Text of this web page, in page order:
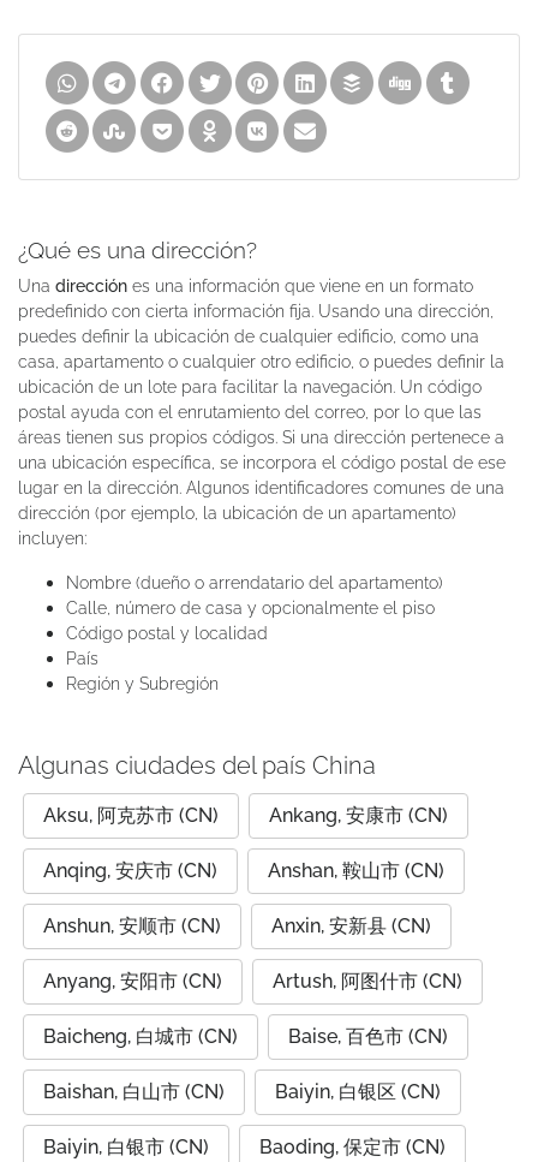
¿Qué es una dirección?
Una dirección es una información que viene en un formato
predefinido con cierta información fija. Usando una dirección,
puedes definir la ubicación de cualquier edificio, como una
casa, apartamento o cualquier otro edificio, o puedes definir la
ubicación de un lote para facilitar la navegación. Un código
postal ayuda con el enrutamiento del correo, por lo que las
áreas tienen sus propios códigos. Si una dirección pertenece a
una ubicación específica, se incorpora el código postal de ese
lugar en la dirección. Algunos identificadores comunes de una
dirección (por ejemplo, la ubicación de un apartamento)
incluyen:
Nombre (dueño o arrendatario del apartamento)
Calle, número de casa y opcionalmente el piso
Código postal y localidad
País
Región y Subregión
Algunas ciudades del país China
Aksu, 阿克苏市 (CN) Ankang, 安康市 (CN)
Anqing, 安庆市 (CN) Anshan, 鞍山市 (CN)
Anshun, 安顺市 (CN) Anxin, 安新县 (CN)
Anyang, 安阳市 (CN) Artush, 阿图什市 (CN)
Baicheng, 白城市 (CN) Baise, 百色市 (CN)
Baishan, 白山市 (CN) Baiyin, 白银区 (CN)
Baiyin, 白银市 (CN) Baoding, 保定市 (CN)